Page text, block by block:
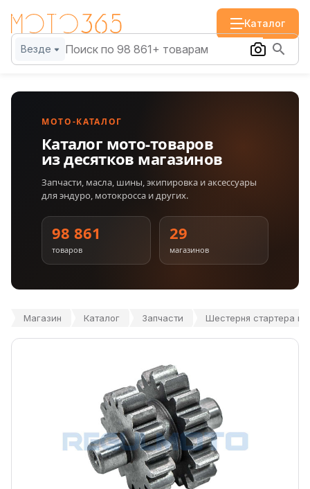
Каталог
Везде
МОТО-КАТАЛОГ
Каталог мото-товаров
из десятков магазинов
Запчасти, масла, шины, экипировка и аксессуары
для эндуро, мотокросса и других.
98 861
товаров
29
магазинов
Магазин Каталог Запчасти Шестерня стартера